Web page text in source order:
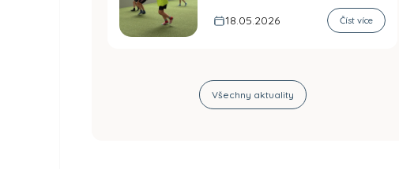
18.05.2026 Číst více
Všechny aktuality